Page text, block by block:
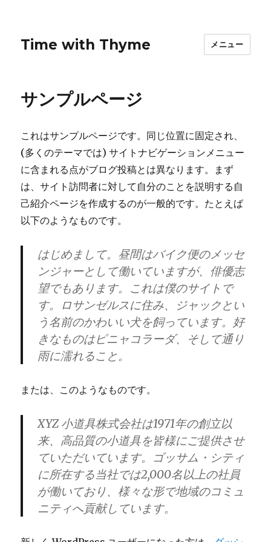
Time with Thyme メニュー
サンプルページ
これはサンプルページです。同じ位置に固定され、
(多くのテーマでは) サイトナビゲーションメニュー
に含まれる点がブログ投稿とは異なります。まず
は、サイト訪問者に対して自分のことを説明する自
己紹介ページを作成するのが一般的です。たとえば
以下のようなものです。
はじめまして。昼間はバイク便のメッセ
ンジャーとして働いていますが、俳優志
望でもあります。これは僕のサイトで
す。ロサンゼルスに住み、ジャックとい
う名前のかわいい犬を飼っています。好
きなものはピニャコラーダ、そして通り
雨に濡れること。
または、このようなものです。
XYZ 小道具株式会社は1971年の創立以
来、高品質の小道具を皆様にご提供させ
ていただいています。ゴッサム・シティ
に所在する当社では2,000名以上の社員
が働いており、様々な形で地域のコミュ
ニティへ貢献しています。